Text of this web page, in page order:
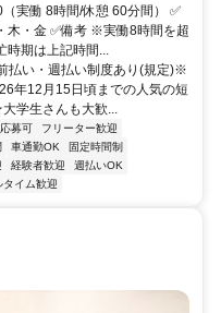
実働 8時間/休憩 60分間） ✅
木・金 ✅備考 ※実働8時間を超
期は上記時間...
払い・週払い制度あり(規定)※
年12月15日頃までの人気の短
学生さんも大歓...
募可
フリーター歓迎
車通勤OK
固定時間制
経験者歓迎
週払いOK
タイム歓迎